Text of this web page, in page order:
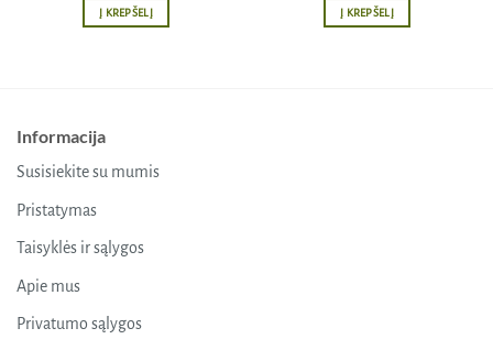
Į KREPŠELĮ Į KREPŠELĮ
Informacija
Susisiekite su mumis
Pristatymas
Taisyklės ir sąlygos
Apie mus
Privatumo sąlygos